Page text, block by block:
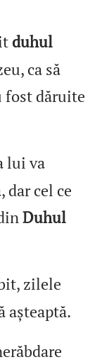
duhul
ca să
fost dăruite
lui va
dar cel ce
Duhul
zilele
așteaptă.